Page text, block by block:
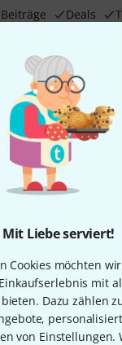
Mit Liebe serviert!
Cookies möchten
mit
Dazu zählen
von Einstellungen.
Deals
Jetzt anmelden
stimmen Sie
des E-Mail-
möglich. Weitere
Datenschutzhinweisen
* Pflichtfeld
bezahlen